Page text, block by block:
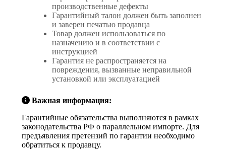
производственные дефекты
Гарантийный талон должен быть заполнен
и заверен печатью продавца
Товар должен использоваться по
назначению и в соответствии с
инструкцией
Гарантия не распространяется на
повреждения, вызванные неправильной
установкой или эксплуатацией
Важная информация:
Гарантийные обязательства выполняются в рамках
законодательства РФ о параллельном импорте. Для
предъявления претензий по гарантии необходимо
обратиться к продавцу.